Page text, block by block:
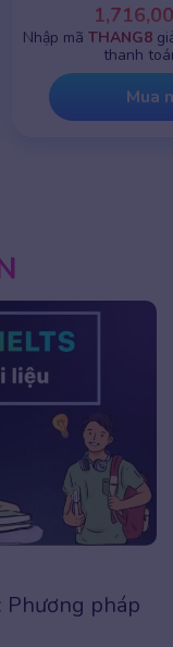
Nhập mãTHANG8
thanh
Mua
môn thể